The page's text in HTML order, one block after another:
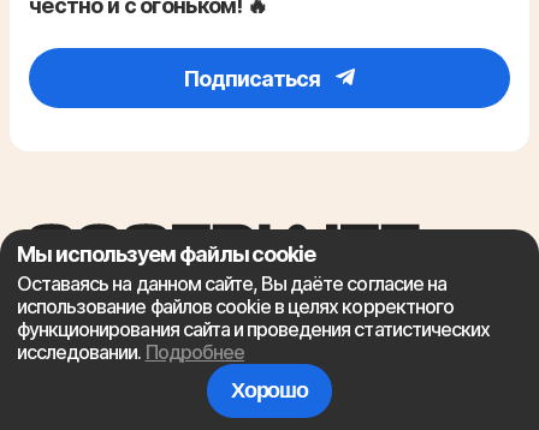
Подписаться
Политика конфиденциальности
© Sosedi.life 2021–2026 Статьи о
Мы используем файлы cookie
Оставаясь на данном сайте, Вы даёте согласие на
использование файлов cookie в целях корректного
функционирования сайта и проведения статистических
исследовании. Подробнее
Хорошо